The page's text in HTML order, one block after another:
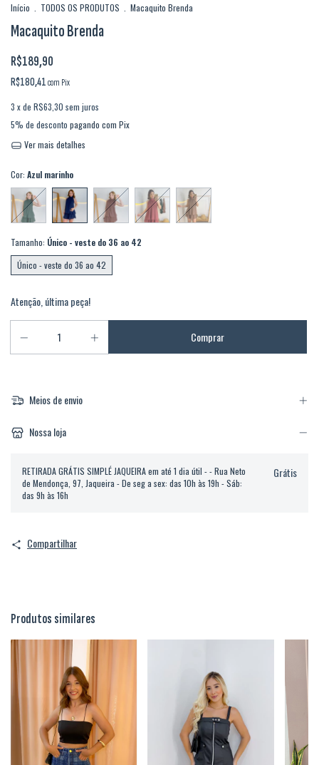
Início TODOS OS PRODUTOS Macaquito Brenda
Macaquito Brenda
R$189,90
R$180,41com Pix
3 x de R$63,30 sem juros
5% de desconto pagando com Pix
Ver mais detalhes
Cor: Azul marinho
Tamanho: Único - veste do 36 ao 42
Único - veste do 36 ao 42
Atenção, última peça!
Meios de envio
Nossa loja
RETIRADA GRÁTIS SIMPLÉ JAQUEIRA em até 1 dia útil - - Rua Neto
de Mendonça, 97, Jaqueira - De seg a sex: das 10h às 19h - Sáb:
das 9h às 16h
Grátis
Compartilhar
Produtos similares